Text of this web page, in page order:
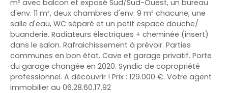
m² avec balcon et exposé Sud/Sud-Ouest, un bureau
d'env. 11 m², deux chambres d'env. 9 m² chacune, une
salle d'eau, WC séparé et un petit espace douche/
buanderie. Radiateurs électriques + cheminée (insert)
dans le salon. Rafraichissement à prévoir. Parties
communes en bon état. Cave et garage privatif. Porte
du garage changée en 2020. Syndic de copropriété
professionnel. A découvrir ! Prix : 129.000 €. Votre agent
immobilier au 06.28.60.17.92